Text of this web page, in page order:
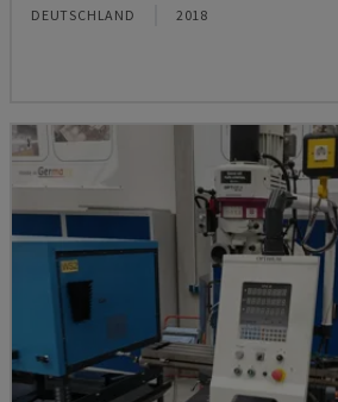
DEUTSCHLAND 2018